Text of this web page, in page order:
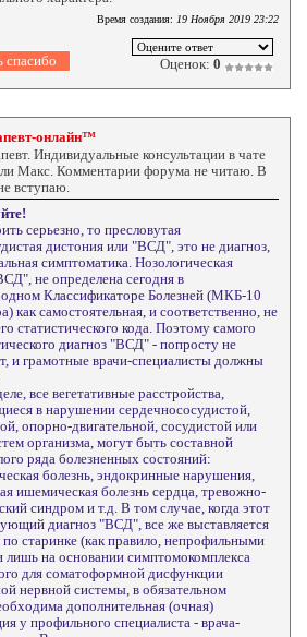
Время создания: 19 Ноября 2019 23:22
Оценок: 0
онлайн™
Индивидуальные консультации в чате
Макс. Комментарии форума не читаю. В
вступаю.
серьезно, то пресловутая
дистония или "ВСД", это не диагноз,
симптоматика. Нозологическая
не определена сегодня в
Классификаторе Болезней (МКБ-10
как самостоятельная, и соответственно, не
статистического кода. Поэтому самого
диагноз "ВСД" - попросту не
и грамотные врачи-специалисты должны
все вегетативные расстройства,
в нарушении сердечнососудистой,
опорно-двигательной, сосудистой или
организма, могут быть составной
ряда болезненных состояний:
болезнь, эндокринные нарушения,
ишемическая болезнь сердца, тревожно-
синдром и т.д. В том случае, когда этот
диагноз "ВСД", все же выставляется
старинке (как правило, непрофильными
лишь на основании симптомокомплекса
для соматоформной дисфункции
нервной системы, в обязательном
дополнительная (очная)
у профильного специалиста - врача-